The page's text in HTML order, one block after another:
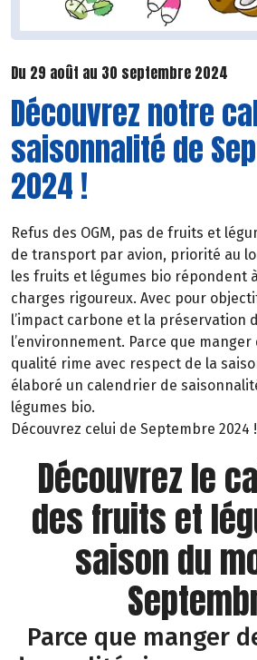
Du 29 août au 30 septembre 2024
Découvrez notre
saisonnalité de
2024 !
Refus des OGM, pas de fruits et
de transport par avion, priorité au
les fruits et légumes bio répondent
charges rigoureux. Avec pour
l’impact carbone et la préservation
l’environnement. Parce que
qualité rime avec respect de la
élaboré un calendrier de
légumes bio.
Découvrez celui de Septembre 2024 !
Découvrez le
des fruits et
saison du
Parce que manger